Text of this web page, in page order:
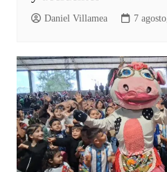
Daniel Villamea 7